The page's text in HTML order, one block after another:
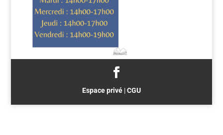
Espace privé|CGU